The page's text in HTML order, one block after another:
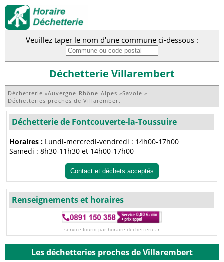
Veuillez taper le nom d'une commune ci-dessous :
Déchetterie Villarembert
Déchetterie »Auvergne-Rhône-Alpes »Savoie »
Déchetteries proches de Villarembert
Déchetterie de Fontcouverte-la-Toussuire
Horaires : Lundi-mercredi-vendredi : 14h00-17h00
Samedi : 8h30-11h30 et 14h00-17h00
Contact et déchets acceptés
Renseignements et horaires
service fourni par horaire-dechetterie.fr
Les déchetteries proches de Villarembert